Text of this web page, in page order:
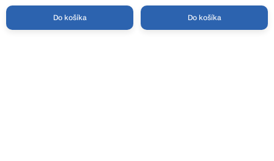
Do košíka Do košíka